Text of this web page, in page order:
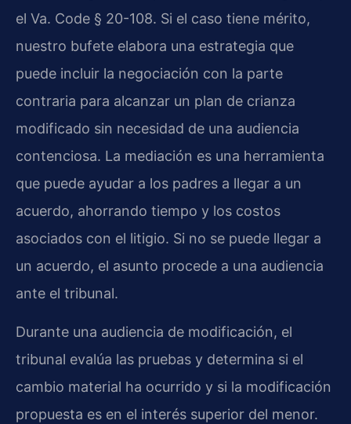
el Va. Code § 20-108. Si el caso tiene mérito,
nuestro bufete elabora una estrategia que
puede incluir la negociación con la parte
contraria para alcanzar un plan de crianza
modificado sin necesidad de una audiencia
contenciosa. La mediación es una herramienta
que puede ayudar a los padres a llegar a un
acuerdo, ahorrando tiempo y los costos
asociados con el litigio. Si no se puede llegar a
un acuerdo, el asunto procede a una audiencia
ante el tribunal.
Durante una audiencia de modificación, el
tribunal evalúa las pruebas y determina si el
cambio material ha ocurrido y si la modificación
propuesta es en el interés superior del menor.